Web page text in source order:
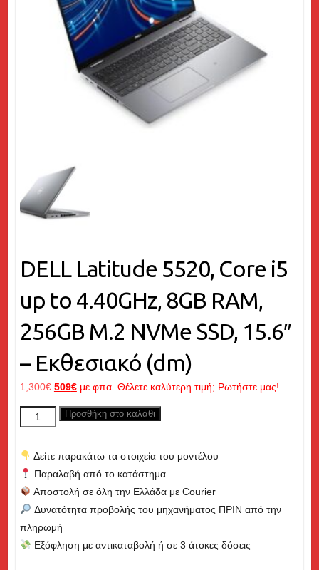
DELL Latitude 5520, Core i5
up to 4.40GHz, 8GB RAM,
256GB M.2 NVMe SSD, 15.6″
– Εκθεσιακό (dm)
1,300€ Original
was:
509€Η
τιμή
509€.
με φπα. Θέλετε καλύτερη τιμή; Ρωτήστε μας!
DELL
Latitude
5520,
up
to
4.40GHz,
8GB
Προσθήκη στο καλάθι
Δείτε παρακάτω τα στοιχεία του μοντέλου
Παραλαβή από το κατάστημα
Αποστολή σε όλη την Ελλάδα με Courier
Δυνατότητα προβολής του μηχανήματος ΠΡΙΝ από την
πληρωμή
Εξόφληση με αντικαταβολή ή σε 3 άτοκες δόσεις